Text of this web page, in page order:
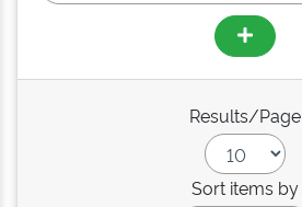
Results/Page
Sort items by